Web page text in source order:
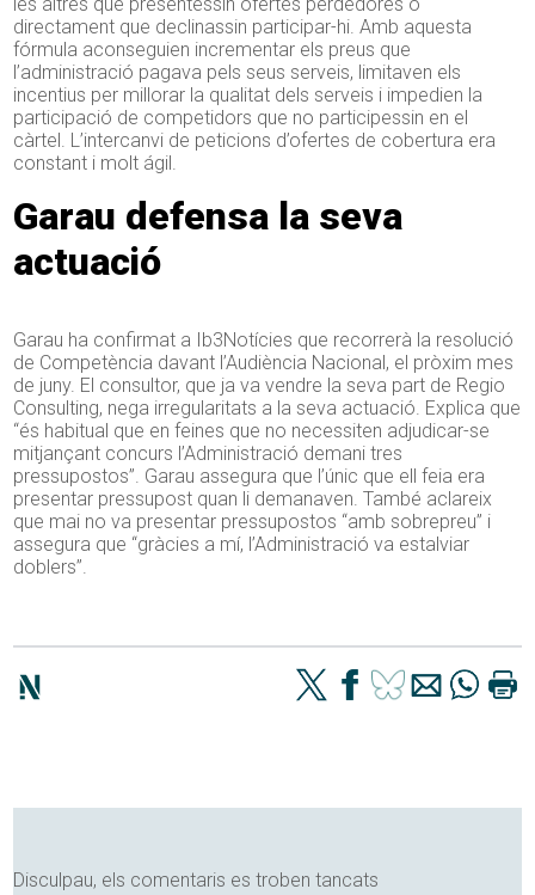
directament que declinassin participar-hi. Amb aquesta
fórmula aconseguien incrementar els preus que
l’administració pagava pels seus serveis, limitaven els
incentius per millorar la qualitat dels serveis i impedien la
participació de competidors que no participessin en el
càrtel. L’intercanvi de peticions d’ofertes de cobertura era
constant i molt ágil.
Garau defensa la seva
actuació
Garau ha confirmat a Ib3Notícies que recorrerà la resolució
de Competència davant l’Audiència Nacional, el pròxim mes
de juny. El consultor, que ja va vendre la seva part de Regio
Consulting, nega irregularitats a la seva actuació. Explica que
“és habitual que en feines que no necessiten adjudicar-se
mitjançant concurs l’Administració demani tres
pressupostos”. Garau assegura que l’únic que ell feia era
presentar pressupost quan li demanaven. També aclareix
que mai no va presentar pressupostos “amb sobrepreu” i
assegura que “gràcies a mí, l’Administració va estalviar
doblers”.
Disculpau, els comentaris es troben tancats